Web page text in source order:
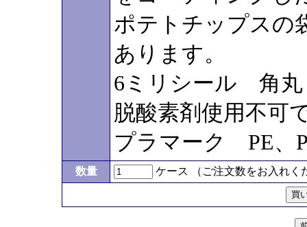
ポテトチップスの
あります。
6ミリシール 角
脱酸素剤使用不可
プラマーク PE、
数量 ケース （ご注文数をお入れく